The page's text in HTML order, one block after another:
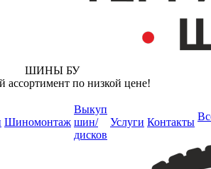
ШИНЫ БУ
ассортимент по низкой цене!
Шиномонтаж
Выкуп
шин/
дисков
Услуги Контакты